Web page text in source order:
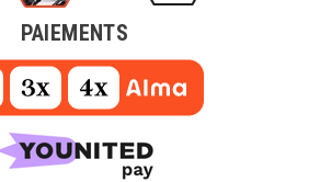
PAIEMENTS